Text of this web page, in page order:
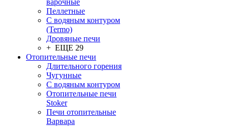
варочные
Пеллетные
С водяным контуром
(Termo)
Дровяные печи
+ ЕЩЕ 29
Отопительные печи
Длительного горения
Чугунные
C водяным контуром
Отопительные печи
Stoker
Печи отопительные
Варвара